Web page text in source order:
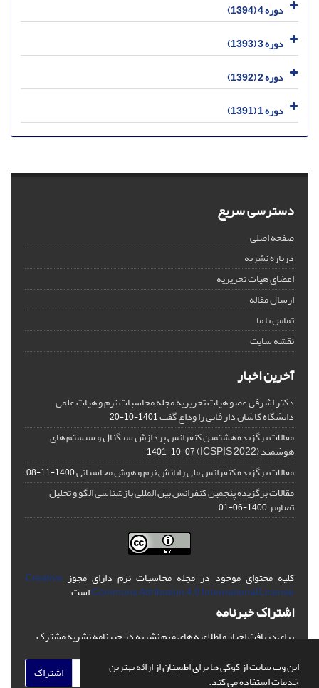
این وب سایت از کوکی ها برای اطمینان از ارائه بهترین
خدمات استفاده می کند.
دوره 4 (1394)
دوره 3 (1393)
دوره 2 (1392)
دوره 1 (1391)
دسترسی سریع
صفحه اصلی
درباره نشریه
اعضای هیات تحریریه
ارسال مقاله
تماس با ما
نقشه سایت
آخرین اخبار
دکتر اشرفی عضو هیات تحریریه مجله محاسبات نرم و هیات علمی
دانشگاه کاشان دار فانی را وداع گفت1401-10-20
مقالات برگزیده هشتمین کنفرانس پردازش سیگنال و سیستم های
هوشمند (ICSPIS 2022) 1401-10-07
مقالات برگزیده کنفرانس ملی رایانش نرم و هوش محاسباتی1400-11-08
مقالات برگزیده پنجمین کنفرانس بین المللی بازشناسی الگو و تحلیل
تصاویر1400-06-01
کلیه محتوای موجود در مجله محاسبات نرم دارای مجوز Creative
Commons Attribution 4.0 International Licenseاست.
اشتراک خبرنامه
برای دریافت اخبار و اطلاعیه های مهم نشریه در خبرنامه نشریه مشترک
اشتراک